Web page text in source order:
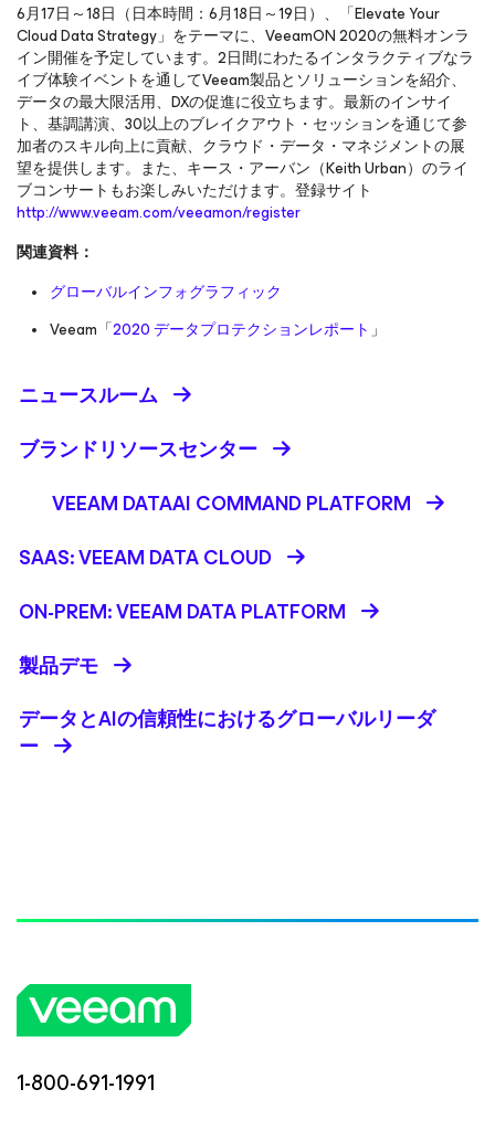
6月17日～18日（日本時間：6月18日～19日）、「Elevate Your
Cloud Data Strategy」をテーマに、VeeamON 2020の無料オンラ
イン開催を予定しています。2日間にわたるインタラクティブなラ
イブ体験イベントを通してVeeam製品とソリューションを紹介、
データの最大限活用、DXの促進に役立ちます。最新のインサイ
ト、基調講演、30以上のブレイクアウト・セッションを通じて参
加者のスキル向上に貢献、クラウド・データ・マネジメントの展
望を提供します。また、キース・アーバン（Keith Urban）のライ
ブコンサートもお楽しみいただけます。登録サイト
http://www.veeam.com/veeamon/register
関連資料：
グローバルインフォグラフィック
Veeam「2020 データプロテクションレポート」
ニュースルーム
ブランドリソースセンター
VEEAM DATAAI COMMAND PLATFORM
SAAS: VEEAM DATA CLOUD
ON-PREM: VEEAM DATA PLATFORM
製品デモ
データとAIの信頼性におけるグローバルリーダ
ー
1-800-691-1991